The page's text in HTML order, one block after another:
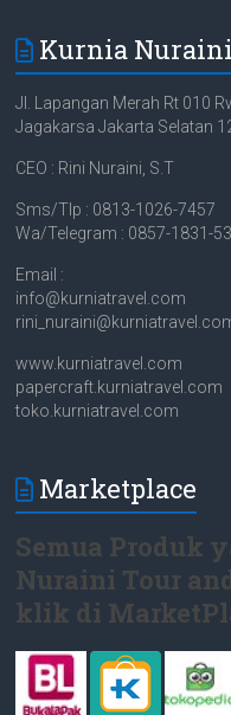
Kurnia
Jl. Lapangan Merah Rt 010
Jagakarsa Jakarta Selatan
CEO : Rini Nuraini, S.T
Sms/Tlp : 0813-1026-7457
Wa/Telegram : 0857-1831-
Email :
info@kurniatravel.com
www.kurniatravel.com
papercraft.kurniatravel.com
toko.kurniatravel.com
Marketplace
Semua Produk
Nuraini Tour
klik di